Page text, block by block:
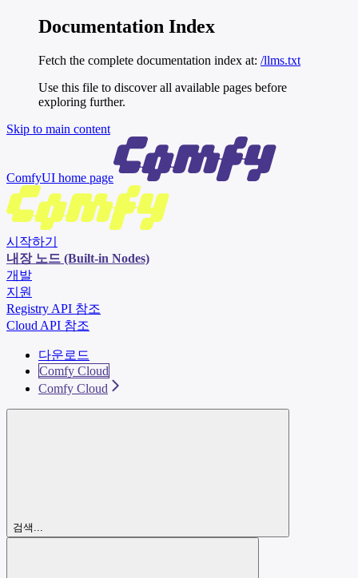
Documentation Index
Fetch the complete documentation index at: /llms.txt
Use this file to discover all available pages before
exploring further.
Skip to main content
ComfyUI home page
시작하기
내장 노드 (Built-in Nodes)
개발
지원
Registry API 참조
Cloud API 참조
다운로드
Comfy Cloud
Comfy Cloud
검색...